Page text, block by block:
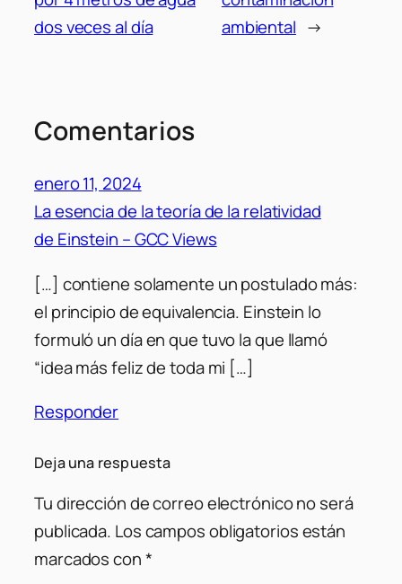
dos veces al día
ambiental →
Comentarios
enero 11, 2024
La esencia de la teoría de la relatividad
de Einstein – GCC Views
[…] contiene solamente un postulado más:
el principio de equivalencia. Einstein lo
formuló un día en que tuvo la que llamó
“idea más feliz de toda mi […]
Responder
Deja una respuesta
Tu dirección de correo electrónico no será
publicada. Los campos obligatorios están
marcados con*